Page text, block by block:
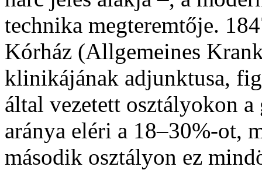
technika megteremtője.
Kórház (Allgemeines
klinikájának adjunktusa,
által vezetett osztályokon
aránya eléri a 18–30%-ot,
második osztályon ez